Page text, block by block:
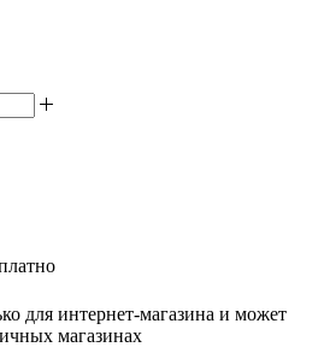
для интернет-магазина и может
магазинах